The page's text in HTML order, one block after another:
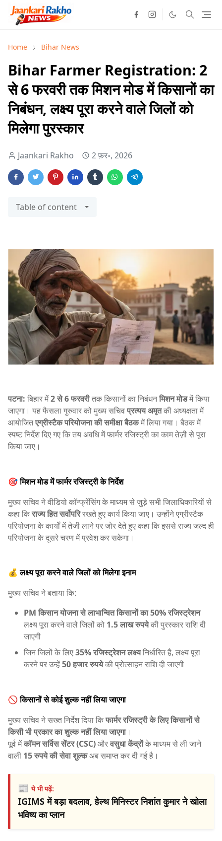
Home Bihar News
Bihar Farmer Registration: 2
से 6 फरवरी तक मिशन मोड में किसानों का
निबंधन, लक्ष्य पूरा करने वाले जिलों को
मिलेगा पुरस्कार
Jaankari Rakho 2 फ़र॰, 2026
Table of content
पटना: बिहार में2 से 6 फरवरीतक किसानों का निबंधनमिशन मोडमें किया
जाएगा। यह फैसला गुरुवार को मुख्य सचिवप्रत्यय अमृतकी अध्यक्षता में
आयोजितएग्रीस्टैक परियोजना की समीक्षा बैठकमें लिया गया। बैठक में
स्पष्ट निर्देश दिए गए कि तय अवधि में फार्मर रजिस्ट्री का काम तेज़ी से पूरा
किया जाए।
🎯 मिशन मोड में फार्मर रजिस्ट्री के निर्देश
मुख्य सचिव ने वीडियो कॉन्फ्रेंसिंग के माध्यम से जुड़े सभी जिलाधिकारियों से
कहा किराज्य हित सर्वोपरिरखते हुए कार्य किया जाए। उन्होंने एग्रीस्टैक
परियोजना के कार्यों में तेजी लाने पर जोर देते हुए कहा कि इससे राज्य जल्द ही
परियोजना के दूसरे चरण में प्रवेश कर सकेगा।
💰 लक्ष्य पूरा करने वाले जिलों को मिलेगा इनाम
मुख्य सचिव ने बताया कि:
PM किसान योजना से लाभान्वित किसानों का 50% रजिस्ट्रेशन
लक्ष्य पूरा करने वाले जिलों को 1.5 लाख रुपयेकी पुरस्कार राशि दी
जाएगी
जिन जिलों के लिए35% रजिस्ट्रेशन लक्ष्यनिर्धारित है, लक्ष्य पूरा
करने पर उन्हें50 हजार रुपयेकी प्रोत्साहन राशि दी जाएगी
🚫 किसानों से कोई शुल्क नहीं लिया जाएगा
मुख्य सचिव ने सख्त निर्देश दिया किफार्मर रजिस्ट्री के लिए किसानों से
किसी भी प्रकार का शुल्क नहीं लिया जाएगा।
पूर्व मेंकॉमन सर्विस सेंटर (CSC)औरवसुधा केंद्रोंके माध्यम से ली जाने
वाली 15 रुपये की सेवा शुल्कअब समाप्त कर दी गई है।
📰ये भी पढ़ें:
IGIMS में बड़ा बदलाव, हेल्थ मिनिस्टर निशांत कुमार ने खोला
भविष्य का प्लान